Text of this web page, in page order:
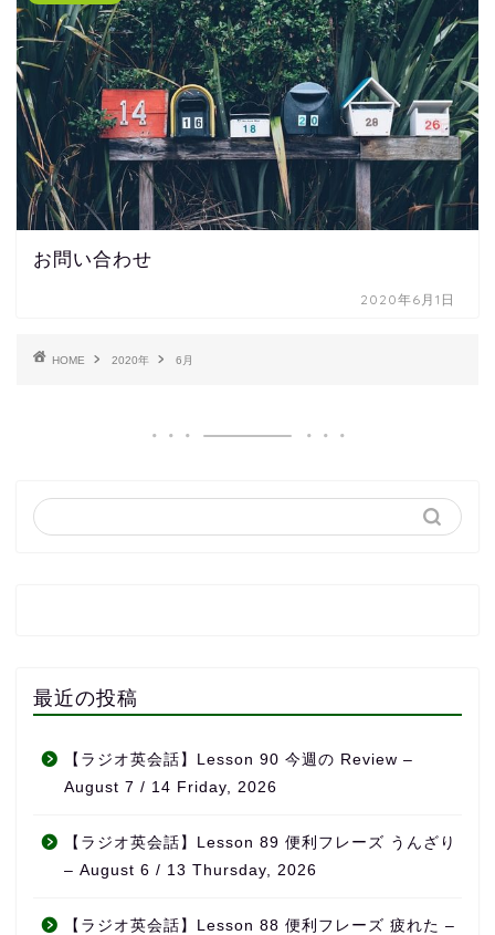
お問い合わせ
2020年6月1日
HOME 2020年 6月
最近の投稿
【ラジオ英会話】Lesson 90 今週の Review –
August 7 / 14 Friday, 2026
【ラジオ英会話】Lesson 89 便利フレーズ うんざり
– August 6 / 13 Thursday, 2026
【ラジオ英会話】Lesson 88 便利フレーズ 疲れた –